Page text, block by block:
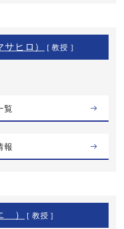
ヒロ） [ 教授 ]
覧
報
） [ 教授 ]